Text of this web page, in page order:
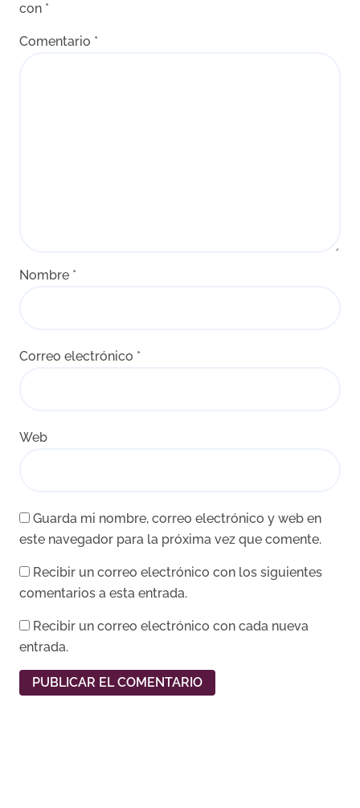
con *
Comentario *
Nombre *
Correo electrónico *
Web
Guarda mi nombre, correo electrónico y web en
este navegador para la próxima vez que comente.
Recibir un correo electrónico con los siguientes
comentarios a esta entrada.
Recibir un correo electrónico con cada nueva
entrada.